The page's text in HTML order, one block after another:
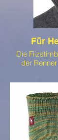
Für
Die
der
wie auch für